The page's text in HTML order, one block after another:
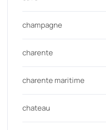
champagne
charente
charente maritime
chateau